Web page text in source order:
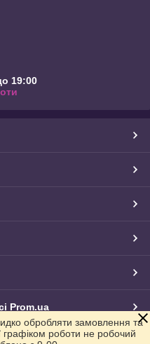
19:00
Prom.ua
обробляти замовлення та
графіком роботи не робочий